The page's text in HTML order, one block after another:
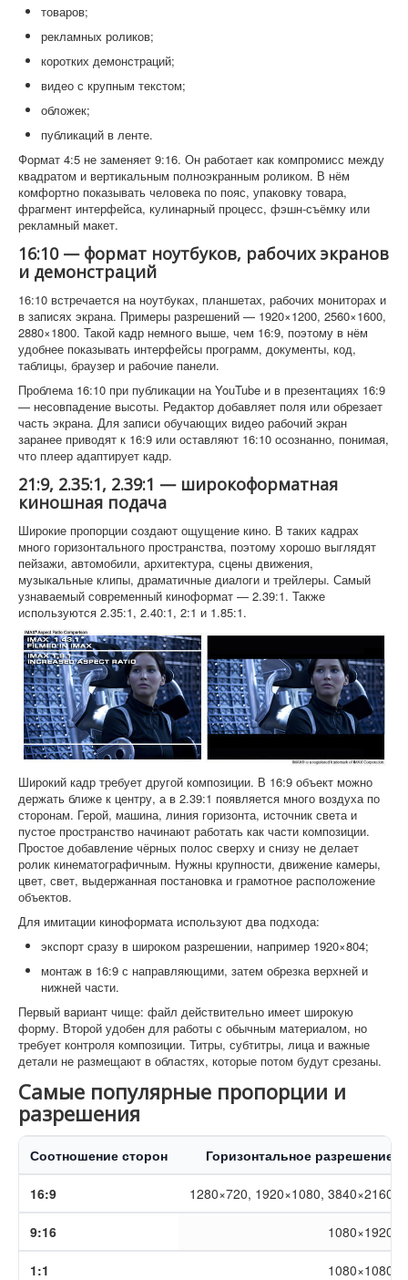
товаров;
рекламных роликов;
коротких демонстраций;
видео с крупным текстом;
обложек;
публикаций в ленте.
Формат 4:5 не заменяет 9:16. Он работает как компромисс между
квадратом и вертикальным полноэкранным роликом. В нём
комфортно показывать человека по пояс, упаковку товара,
фрагмент интерфейса, кулинарный процесс, фэшн-съёмку или
рекламный макет.
16:10 — формат ноутбуков, рабочих экранов
и демонстраций
16:10 встречается на ноутбуках, планшетах, рабочих мониторах и
в записях экрана. Примеры разрешений — 1920×1200, 2560×1600,
2880×1800. Такой кадр немного выше, чем 16:9, поэтому в нём
удобнее показывать интерфейсы программ, документы, код,
таблицы, браузер и рабочие панели.
Проблема 16:10 при публикации на YouTube и в презентациях 16:9
— несовпадение высоты. Редактор добавляет поля или обрезает
часть экрана. Для записи обучающих видео рабочий экран
заранее приводят к 16:9 или оставляют 16:10 осознанно, понимая,
что плеер адаптирует кадр.
21:9, 2.35:1, 2.39:1 — широкоформатная
киношная подача
Широкие пропорции создают ощущение кино. В таких кадрах
много горизонтального пространства, поэтому хорошо выглядят
пейзажи, автомобили, архитектура, сцены движения,
музыкальные клипы, драматичные диалоги и трейлеры. Самый
узнаваемый современный киноформат — 2.39:1. Также
используются 2.35:1, 2.40:1, 2:1 и 1.85:1.
Широкий кадр требует другой композиции. В 16:9 объект можно
держать ближе к центру, а в 2.39:1 появляется много воздуха по
сторонам. Герой, машина, линия горизонта, источник света и
пустое пространство начинают работать как части композиции.
Простое добавление чёрных полос сверху и снизу не делает
ролик кинематографичным. Нужны крупности, движение камеры,
цвет, свет, выдержанная постановка и грамотное расположение
объектов.
Для имитации киноформата используют два подхода:
экспорт сразу в широком разрешении, например 1920×804;
монтаж в 16:9 с направляющими, затем обрезка верхней и
нижней части.
Первый вариант чище: файл действительно имеет широкую
форму. Второй удобен для работы с обычным материалом, но
требует контроля композиции. Титры, субтитры, лица и важные
детали не размещают в областях, которые потом будут срезаны.
Самые популярные пропорции и
разрешения
Соотношение сторон Горизонтальное разрешение
16:9 1280×720, 1920×1080, 3840×2160
9:16 1080×1920
1:1 1080×1080